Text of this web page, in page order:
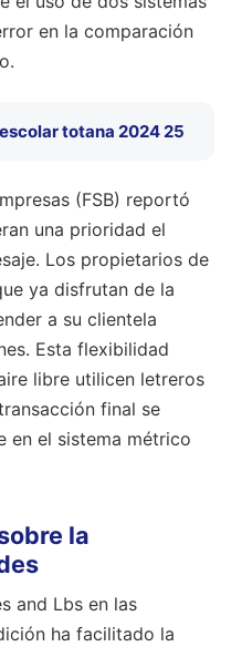
en la comparación
totana 2024 25
(FSB) reportó
una prioridad el
Los propietarios de
ya disfrutan de la
a su clientela
Esta flexibilidad
libre utilicen letreros
final se
en el sistema métrico
la
and Lbs en las
ha facilitado la